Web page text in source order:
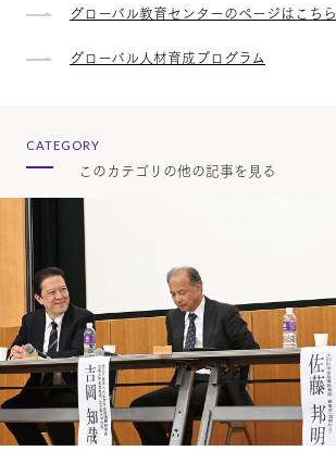
グローバル教育センターのページはこちら
グローバル人材育成プログラム
CATEGORY
このカテゴリの他の記事を見る